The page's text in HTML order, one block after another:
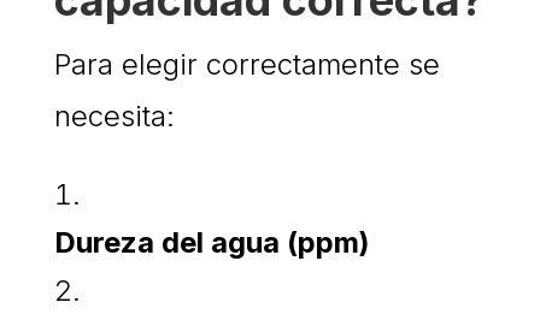
Para elegir correctamente se
necesita:
Dureza del agua (ppm)